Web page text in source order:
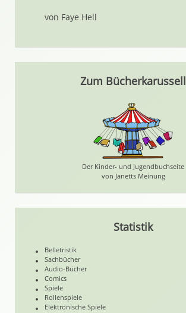
von Faye Hell
Zum Bücherkarussell
Der Kinder- und Jugendbuchseite
von Janetts Meinung
Statistik
Belletristik
Sachbücher
Audio-Bücher
Comics
Spiele
Rollenspiele
Elektronische Spiele